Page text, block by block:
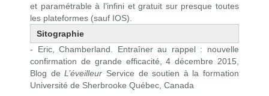
et paramétrable à l’infini et gratuit sur presque toutes
les plateformes (sauf IOS).
Sitographie
- Eric, Chamberland. Entraîner au rappel : nouvelle
confirmation de grande efficacité
4 décembre 2015,
Blog de L’éveilleur Service de soutien à la formation
Université de Sherbrooke Québec, Canada